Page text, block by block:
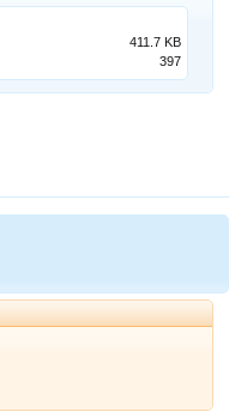
411.7 KB
397